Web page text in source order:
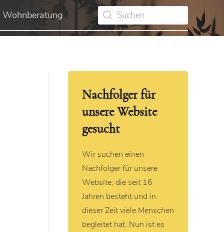
Wohnberatung
Nachfolger für
unsere Website
gesucht
Wir suchen einen
Nachfolger für unsere
Website, die seit 16
Jahren besteht und in
dieser Zeit viele Menschen
begleitet hat. Nun ist es